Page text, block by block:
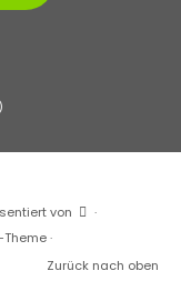
von
·
·
Zurück nach oben